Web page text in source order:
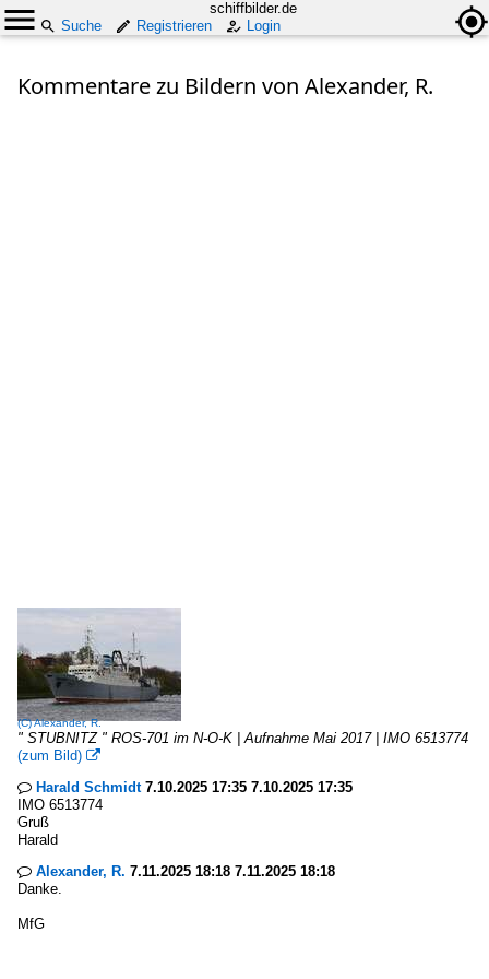
schiffbilder.de
Suche
Registrieren Login
Kommentare zu Bildern von Alexander, R.
(C)Alexander, R.
" STUBNITZ " ROS-701 im N-O-K | Aufnahme Mai 2017 | IMO 6513774
(zum Bild) 
 Harald Schmidt7.10.2025 17:35 7.10.2025 17:35
IMO 6513774
Gruß
Harald
 Alexander, R. 7.11.2025 18:18 7.11.2025 18:18
Danke.
MfG